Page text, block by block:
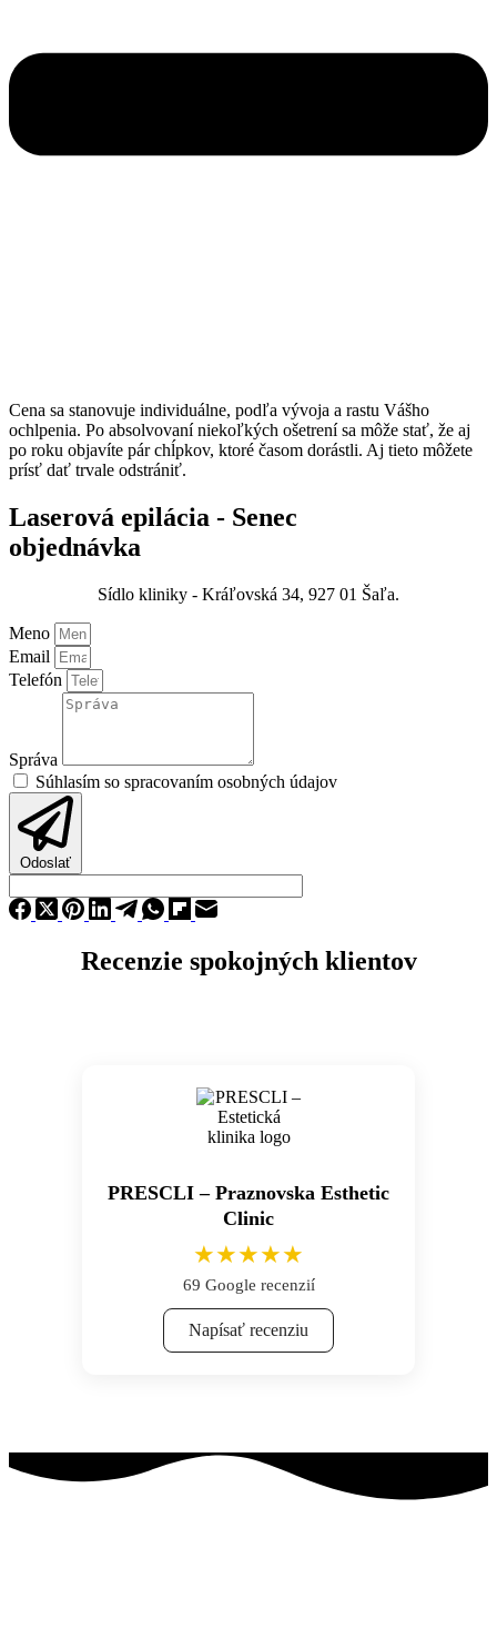
Cena sa stanovuje individuálne, podľa vývoja a rastu Vášho
ochlpenia. Po absolvovaní niekoľkých ošetrení sa môže stať, že aj
po roku objavíte pár chĺpkov, ktoré časom dorástli. Aj tieto môžete
prísť dať trvale odstrániť.
Laserová epilácia - Senec
objednávka
Sídlo kliniky - Kráľovská 34, 927 01 Šaľa.
Meno
Email
Telefón
Správa
Súhlasím so spracovaním osobných údajov
Odoslať
Recenzie spokojných klientov
PRESCLI – Praznovska Esthetic
Clinic
★★★★★
69 Google recenzií
Napísať recenziu